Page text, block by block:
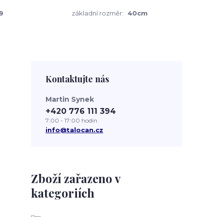
základní rozměr: 40cm
Zboží zařazeno v
kategoriích
Kontaktujte nás
Martin Synek
+420 776 111 394
7:00 - 17:00 hodin
info@talocan.cz